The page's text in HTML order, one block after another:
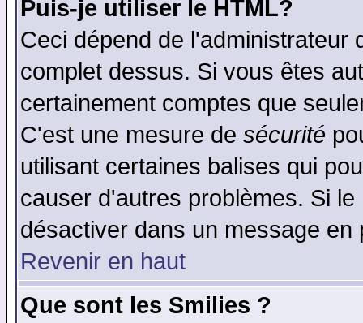
Puis-je utiliser le HTML?
Ceci dépend de l'administrateur
complet dessus. Si vous êtes
certainement comptes que
C'est une mesure de sécurité
utilisant certaines balises qui
causer d'autres problèmes. Si
désactiver dans un message
Revenir en haut
Que sont les Smilies ?